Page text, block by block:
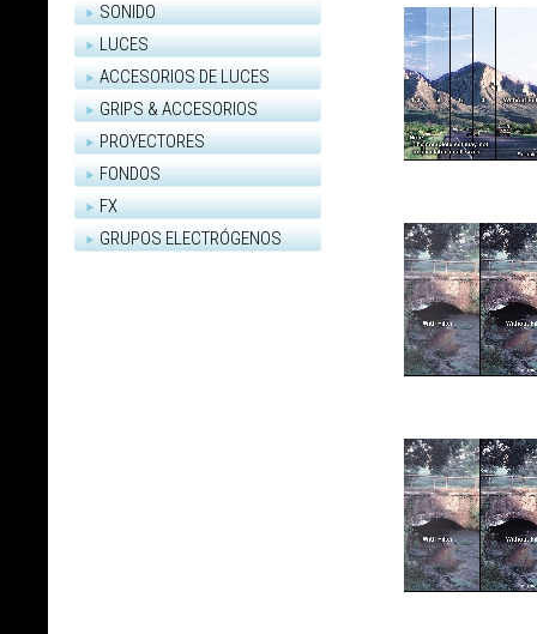
SONIDO
LUCES
ACCESORIOS DE LUCES
GRIPS & ACCESORIOS
PROYECTORES
FONDOS
FX
GRUPOS ELECTRÓGENOS